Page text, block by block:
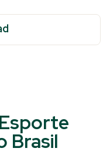
Brasil